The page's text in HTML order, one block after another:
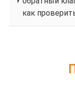
как